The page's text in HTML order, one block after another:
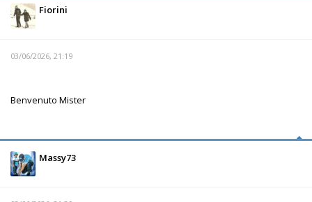
Fiorini
03/06/2026, 21:19
Benvenuto Mister
Massy73